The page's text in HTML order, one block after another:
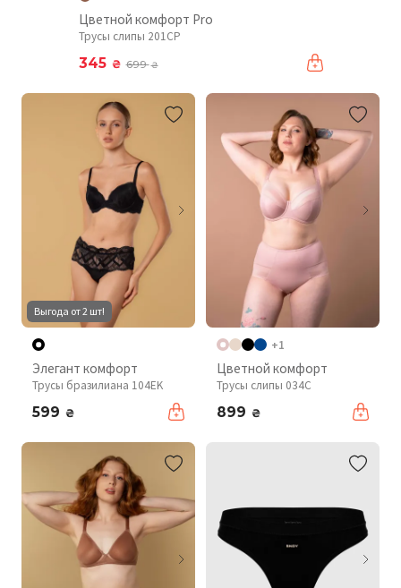
Цветной комфорт Pro
Трусы слипы 201CP
345 ₴ 699₴
Выгода от 2 шт!
Элегант комфорт
Трусы бразилиана 104EK
599 ₴
+1
Цветной комфорт
Трусы слипы 034C
899 ₴